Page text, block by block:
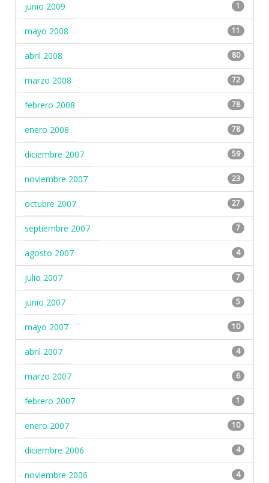
junio 2009 1
mayo 2008 11
abril 2008 80
marzo 2008 72
febrero 2008 78
enero 2008 78
diciembre 2007 59
noviembre 2007 23
octubre 2007 27
septiembre 2007 7
agosto 2007 4
julio 2007 7
junio 2007 5
mayo 2007 10
abril 2007 4
marzo 2007 6
febrero 2007 1
enero 2007 10
diciembre 2006 4
noviembre 2006 4